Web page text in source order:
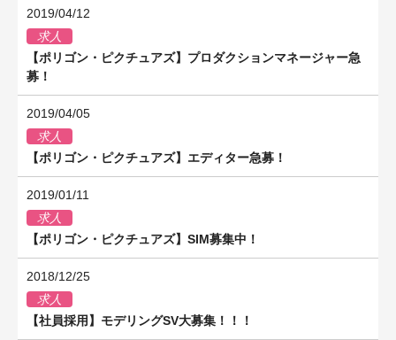
2019/04/12
求人
【ポリゴン・ピクチュアズ】プロダクションマネージャー急
募！
2019/04/05
求人
【ポリゴン・ピクチュアズ】エディター急募！
2019/01/11
求人
【ポリゴン・ピクチュアズ】SIM募集中！
2018/12/25
求人
【社員採用】モデリングSV大募集！！！